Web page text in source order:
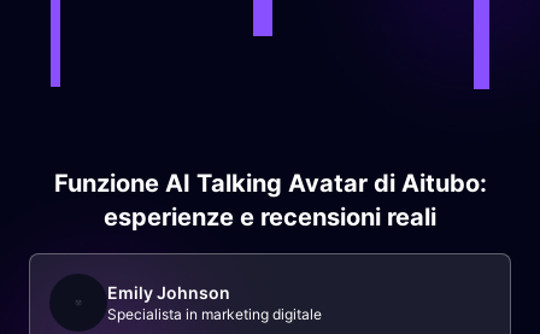
Funzione AI Talking Avatar di Aitubo:
esperienze e recensioni reali
Emily Johnson
Specialista in marketing digitale